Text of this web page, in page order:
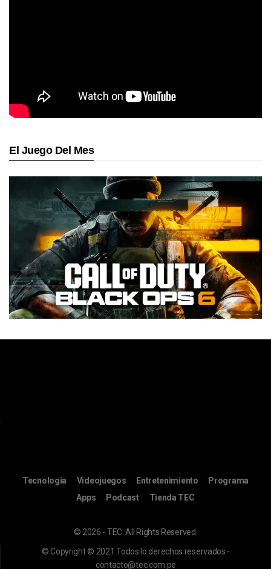
El Juego Del Mes
Tecnología Videojuegos Entretenimiento
Programa
Apps
Podcast Tienda TEC
© 2026 - TEC. All Rights Reserved.
© Copyright © 2021 Todos lo derechos reservados -
contacto@tec.com.pe